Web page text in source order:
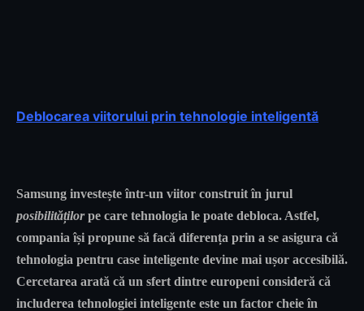
Deblocarea viitorului prin tehnologie inteligentă
Samsung investește într-un viitor construit în jurul
posibilitățilorpe care tehnologia le poate debloca. Astfel,
compania își propune să facă diferența prin a se asigura că
tehnologia pentru case inteligente devine mai ușor accesibilă.
Cercetarea arată că un sfert dintre europeni consideră că
includerea tehnologiei inteligente este un factor cheie în